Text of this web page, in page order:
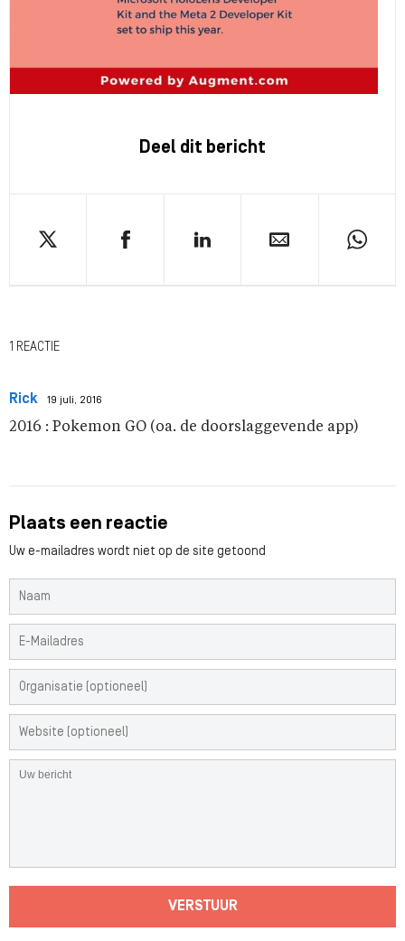
Deel dit bericht
1 REACTIE
Rick 19 juli, 2016
2016 : Pokemon GO (oa. de doorslaggevende app)
Plaats een reactie
Uw e-mailadres wordt niet op de site getoond
VERSTUUR